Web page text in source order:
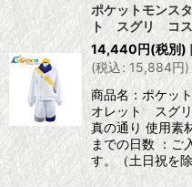
ポケットモンス
ト スグリ コス
14,440円(税別)
(税込: 15,884円)
商品名：ポケッ
オレット スグ
真の通り 使用素
までの日数 ：ご
す。（土日祝を